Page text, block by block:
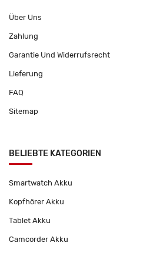
Über Uns
Zahlung
Garantie Und Widerrufsrecht
Lieferung
FAQ
Sitemap
BELIEBTE KATEGORIEN
Smartwatch Akku
Kopfhörer Akku
Tablet Akku
Camcorder Akku